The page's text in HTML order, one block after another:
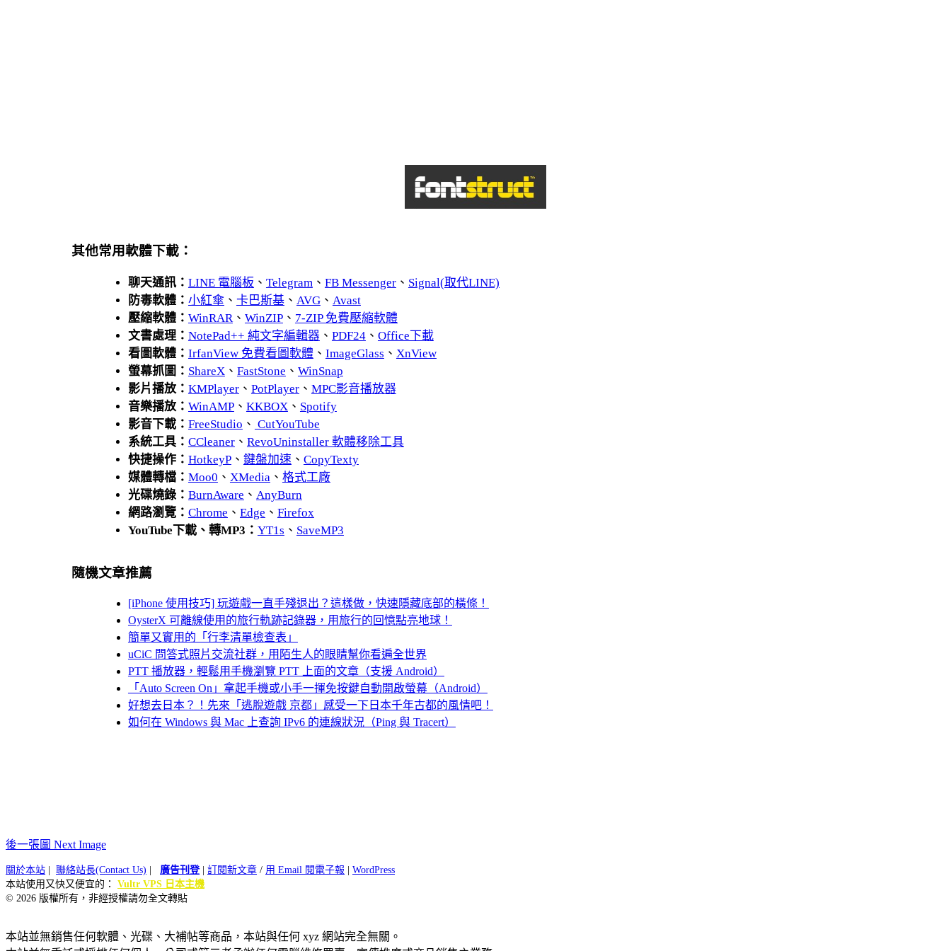
其他常用軟體下載：
聊天通訊： LINE 電腦板 、 Telegram、 FB Messenger、 Signal(取代LINE)
防毒軟體： 小紅傘 、 卡巴斯基、 AVG、 Avast
壓縮軟體： WinRAR、 WinZIP、 7-ZIP 免費壓縮軟體
文書處理： NotePad++ 純文字編輯器、 PDF24、 Office下載
看圖軟體： IrfanView 免費看圖軟體、 ImageGlass 、 XnView
螢幕抓圖： ShareX、 FastStone 、 WinSnap
影片播放： KMPlayer、 PotPlayer、 MPC影音播放器
音樂播放： WinAMP、 KKBOX、 Spotify
影音下載： FreeStudio 、 CutYouTube
系統工具： CCleaner、 RevoUninstaller 軟體移除工具
快捷操作： HotkeyP、 鍵盤加速、 CopyTexty
媒體轉檔： Moo0 、 XMedia、 格式工廠
光碟燒錄： BurnAware 、 AnyBurn
網路瀏覽： Chrome 、 Edge 、 Firefox
YouTube下載、轉MP3： YT1s 、 SaveMP3
隨機文章推薦
[iPhone 使用技巧] 玩遊戲一直手殘退出？這樣做，快速隱藏底部的橫條！
OysterX 可離線使用的旅行軌跡記錄器，用旅行的回憶點亮地球！
簡單又實用的「行李清單檢查表」
uCiC 問答式照片交流社群，用陌生人的眼睛幫你看遍全世界
PTT 播放器，輕鬆用手機瀏覽 PTT 上面的文章（支援 Android）
「Auto Screen On」拿起手機或小手一揮免按鍵自動開啟螢幕（Android）
好想去日本？！先來「逃脫遊戲 京都」感受一下日本千年古都的風情吧！
如何在 Windows 與 Mac 上查詢 IPv6 的連線狀況（Ping 與 Tracert）
後一張圖 Next Image
關於本站 聯絡站長(Contact Us) 廣告刊登| 訂閱新文章 / 用 Email 閱電子報
WordPress
本站使用又快又便宜的： Vultr VPS 日本主機
© 2026 版權所有，非經授權請勿全文轉貼
本站並無銷售任何軟體、光碟、大補帖等商品，本站與任何 xyz 網站完全無關。